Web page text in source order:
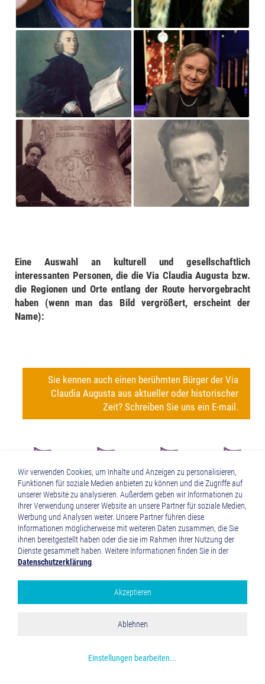
Eine Auswahl an kulturell und gesellschaftlich
interessanten Personen, die die Via Claudia Augusta bzw.
die Regionen und Orte entlang der Route hervorgebracht
haben (wenn man das Bild vergrößert, erscheint der
Name):
Sie kennen auch einen berühmten Bürger der Via
Claudia Augusta aus aktueller oder historischer
Zeit? Schreiben Sie uns ein E-mail.
ÜBERSICHT
EIN BUNTES FEUERWERKAN
KULTUR ÜBER DIE ALPEN
DURCH EUROPA
Google Analytics
Wir verwenden Cookies, um Inhalte und Anzeigen zu personalisieren,
Funktionen für soziale Medien anbieten zu können und die Zugriffe auf
unserer Website zu analysieren. Außerdem geben wir Informationen zu
Ihrer Verwendung unserer Website an unsere Partner für soziale Medien,
Werbung und Analysen weiter. Unsere Partner führen diese
Informationen möglicherweise mit weiteren Daten zusammen, die Sie
ihnen bereitgestellt haben oder die sie im Rahmen Ihrer Nutzung der
Dienste gesammelt haben. Weitere Informationen finden Sie in der
Datenschutzerklärung
Einstellungen bearbeiten...
Ablehnen
Akzeptieren